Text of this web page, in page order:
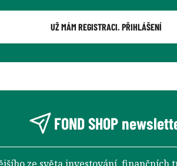
UŽ MÁM REGISTRACI. PŘIHLÁŠENÍ
FOND SHOP